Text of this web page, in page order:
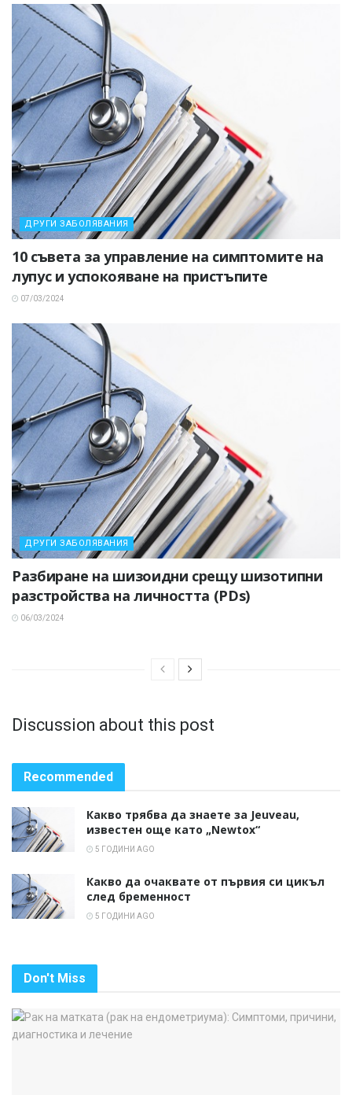
ДРУГИ ЗАБОЛЯВАНИЯ
10 съвета за управление на симптомите на
лупус и успокояване на пристъпите
07/03/2024
ДРУГИ ЗАБОЛЯВАНИЯ
Разбиране на шизоидни срещу шизотипни
разстройства на личността (PDs)
06/03/2024
Discussion about this post
Recommended
Какво трябва да знаете за Jeuveau,
известен още като „Newtox“
5 ГОДИНИ AGO
Какво да очаквате от първия си цикъл
след бременност
5 ГОДИНИ AGO
Don't Miss